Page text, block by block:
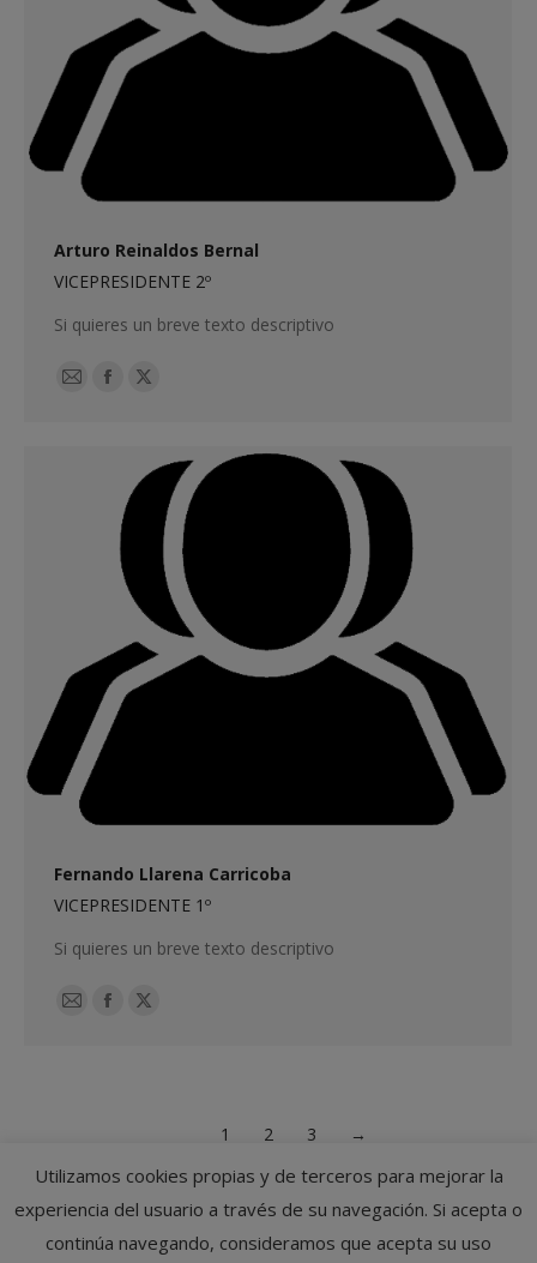
Arturo Reinaldos Bernal
VICEPRESIDENTE 2º
Si quieres un breve texto descriptivo
E-
Facebook
X
Fernando Llarena Carricoba
VICEPRESIDENTE 1º
Si quieres un breve texto descriptivo
E-
Facebook
X
1 2 3 →
Utilizamos cookies propias y de terceros para mejorar la
experiencia del usuario a través de su navegación. Si acepta o
continúa navegando, consideramos que acepta su uso